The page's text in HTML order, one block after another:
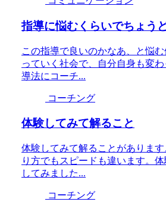
指導に悩むくらいでちょう
この指導で良いのかなあ、と悩
っていく社会で、自分自身も変
導法にコーチ...
コーチング
体験してみて解ること
体験してみて解ることがありま
り方でもスピードも違います。
してみました...
コーチング